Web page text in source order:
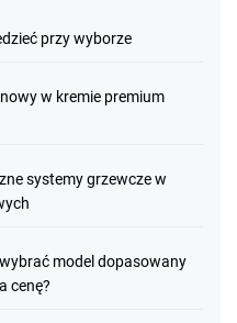
przy wyborze
w kremie premium
systemy grzewcze w
model dopasowany
cenę?